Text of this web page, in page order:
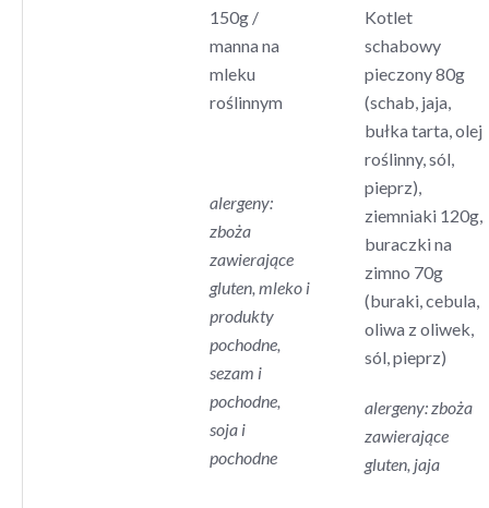
150g /
manna na
mleku
roślinnym
alergeny:
zboża
zawierające
gluten, mleko i
produkty
pochodne,
sezam i
pochodne,
soja i
pochodne
Kotlet
schabowy
pieczony 80g
(schab, jaja,
bułka tarta, olej
roślinny, sól,
pieprz),
ziemniaki 120g,
buraczki na
zimno 70g
(buraki, cebula,
oliwa z oliwek,
sól, pieprz)
alergeny: zboża
zawierające
gluten, jaja